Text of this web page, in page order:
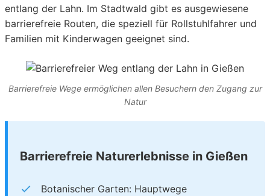
entlang der Lahn. Im Stadtwald gibt es ausgewiesene
barrierefreie Routen, die speziell für Rollstuhlfahrer und
Familien mit Kinderwagen geeignet sind.
Barrierefreie Wege ermöglichen allen Besuchern den Zugang zur
Natur
Barrierefreie Naturerlebnisse in Gießen
Botanischer Garten: Hauptwege